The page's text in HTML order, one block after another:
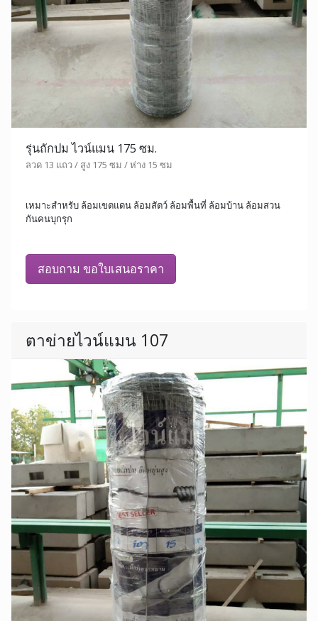
รุ่นถักปม ไวน์แมน 175 ซม.
ลวด 13 แถว / สูง 175 ซม / ห่าง 15 ซม
เหมาะสำหรับ ล้อมเขตแดน ล้อมสัตว์ ล้อมพื้นที่ ล้อมบ้าน ล้อมสวน
กันคนบุกรุก
สอบถาม ขอใบเสนอราคา
ตาข่ายไวน์แมน 107